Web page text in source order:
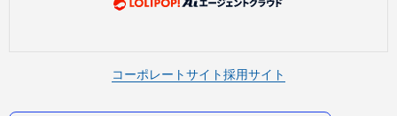
コーポレートサイト採用サイト